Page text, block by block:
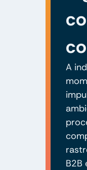
A
B2B